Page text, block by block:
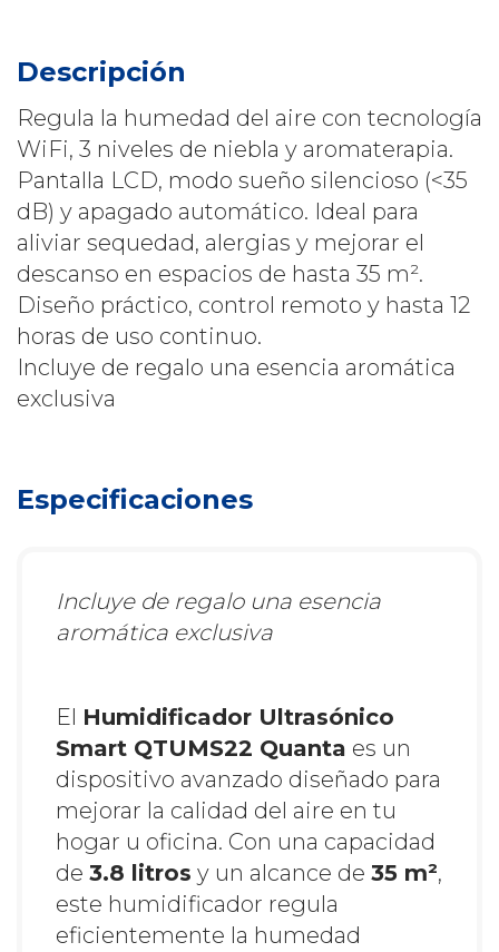
Descripción
Regula la humedad del aire con tecnología
WiFi, 3 niveles de niebla y aromaterapia.
Pantalla LCD, modo sueño silencioso (<35
dB) y apagado automático. Ideal para
aliviar sequedad, alergias y mejorar el
descanso en espacios de hasta 35 m².
Diseño práctico, control remoto y hasta 12
horas de uso continuo.
Incluye de regalo una esencia aromática
exclusiva
Especificaciones
Incluye de regalo una esencia
aromática exclusiva
El Humidificador Ultrasónico
Smart QTUMS22 Quanta es un
dispositivo avanzado diseñado para
mejorar la calidad del aire en tu
hogar u oficina. Con una capacidad
de 3.8 litros y un alcance de 35 m²,
este humidificador regula
eficientemente la humedad